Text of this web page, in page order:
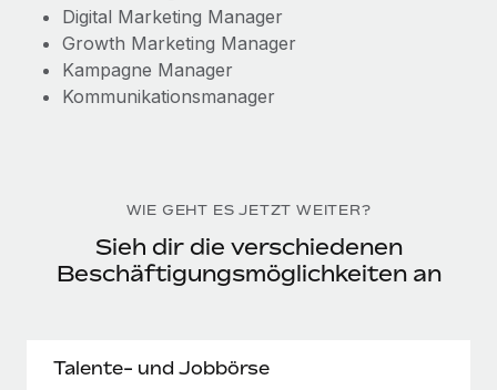
Digital Marketing Manager
Growth Marketing Manager
Kampagne Manager
Kommunikationsmanager
WIE GEHT ES JETZT WEITER?
Sieh dir die verschiedenen
Beschäftigungsmöglichkeiten an
Talente- und Jobbörse